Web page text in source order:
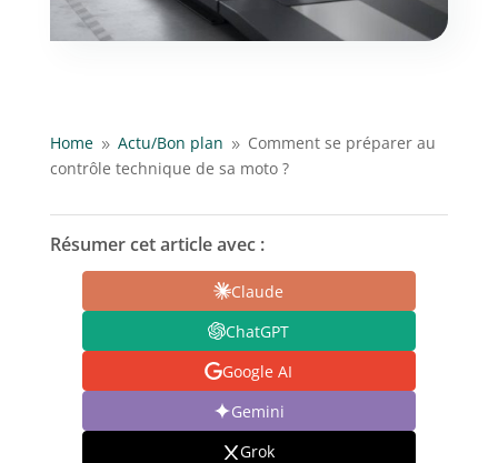
Home 9 Actu/Bon plan 9 Comment se préparer au
contrôle technique de sa moto ?
Résumer cet article avec :
Claude
ChatGPT
Google AI
Gemini
Grok